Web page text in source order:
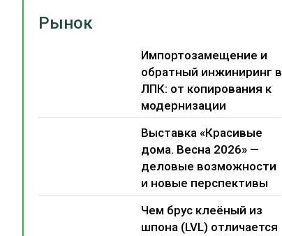
Рынок
Импортозамещение и
обратный инжиниринг в
ЛПК: от копирования к
модернизации
Выставка «Красивые
дома. Весна 2026» —
деловые возможности
и новые перспективы
Чем брус клеёный из
шпона (LVL) отличается